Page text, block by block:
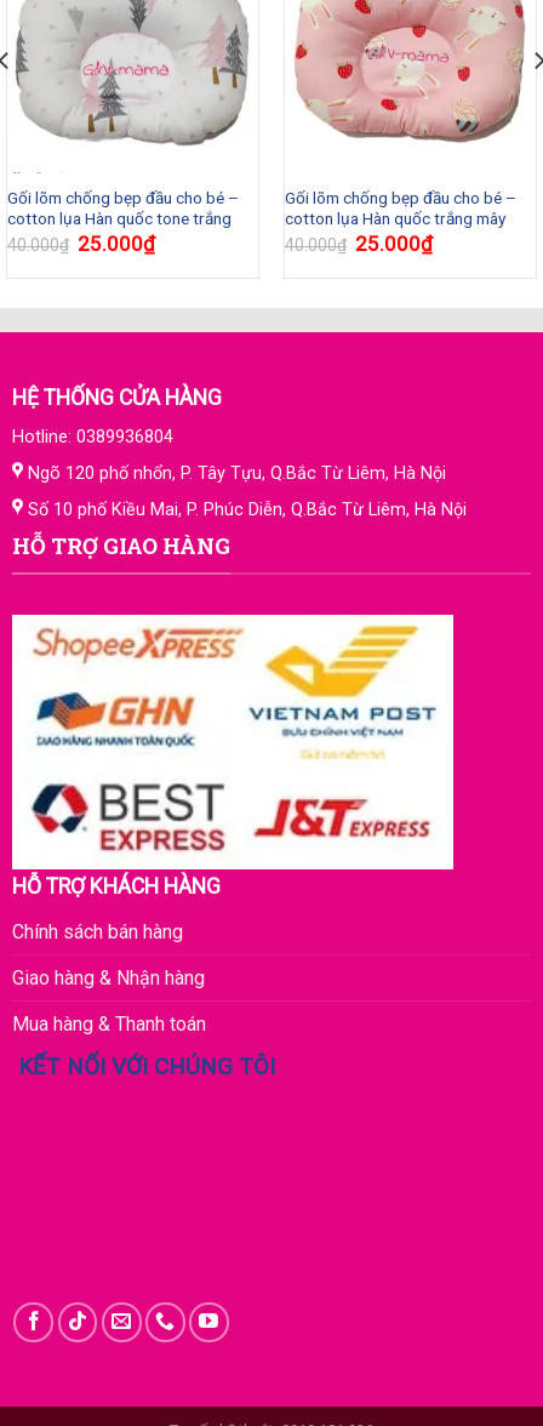
Gối lõm chống bẹp đầu cho bé –
cotton lụa Hàn quốc tone trắng
40.000₫ 25.000₫
Gối lõm chống bẹp đầu cho bé –
cotton lụa Hàn quốc trắng mây
40.000₫ 25.000₫
HỆ THỐNG CỬA HÀNG
Hotline: 0389936804
Ngõ 120 phố nhổn, P. Tây Tựu, Q.Bắc Từ Liêm, Hà Nội
Số 10 phố Kiều Mai, P. Phúc Diễn, Q.Bắc Từ Liêm, Hà Nội
HỖ TRỢ GIAO HÀNG
HỖ TRỢ KHÁCH HÀNG
Chính sách bán hàng
Giao hàng & Nhận hàng
Mua hàng & Thanh toán
KẾT NỐI VỚI CHÚNG TÔI